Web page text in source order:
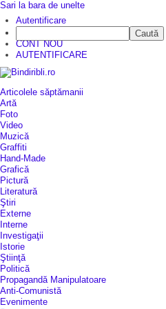
CONT NOU
AUTENTIFICARE
Articolele săptămanii
Artă
Foto
Video
Muzică
Graffiti
Hand-Made
Grafică
Pictură
Literatură
Ştiri
Externe
Interne
Investigaţii
Istorie
Ştiinţă
Politică
Propagandă Manipulatoare
Anti-Comunistă
Evenimente
Sari la bara de unelte
Autentificare
Caută